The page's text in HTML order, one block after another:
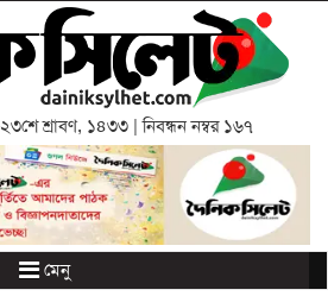
২৩শে শ্রাবণ, ১৪৩৩ | নিবন্ধন নম্বর ১৬৭
মেনু